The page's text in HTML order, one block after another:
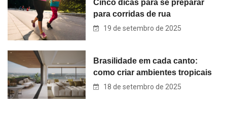
Cinco dicas para se preparar
para corridas de rua
19 de setembro de 2025
Brasilidade em cada canto:
como criar ambientes tropicais
18 de setembro de 2025